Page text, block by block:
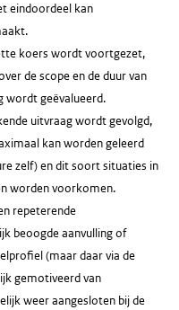
eindoordeel kan
koers wordt voortgezet,
de scope en de duur van
wordt geëvalueerd.
uitvraag wordt gevolgd,
kan worden geleerd
zelf) en dit soort situaties in
worden voorkomen.
repeterende
beoogde aanvulling of
(maar daar via de
gemotiveerd van
weer aangesloten bij de